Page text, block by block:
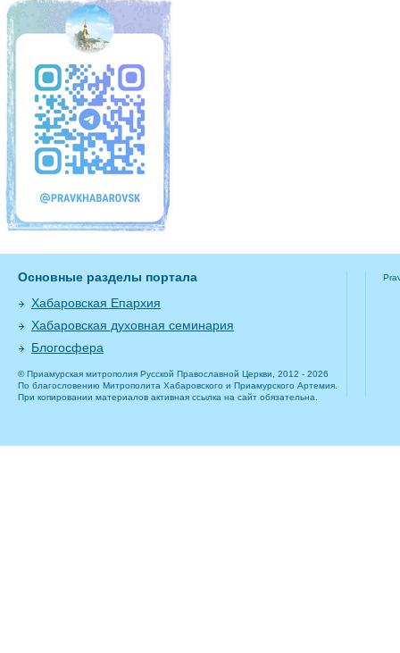
Основные разделы портала
Хабаровская Епархия
Хабаровская духовная семинария
Блогосфера
© Приамурская митрополия Русской Православной Церкви, 2012 - 2026
По благословению Митрополита Хабаровского и Приамурского Артемия.
При копировании материалов активная ссылка на сайт обязательна.